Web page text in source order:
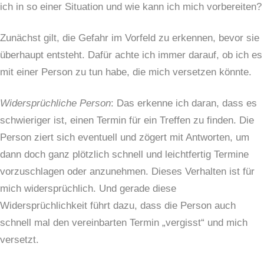
ich in so einer Situation und wie kann ich mich vorbereiten?
Zunächst gilt, die Gefahr im Vorfeld zu erkennen, bevor sie
überhaupt entsteht. Dafür achte ich immer darauf, ob ich es
mit einer Person zu tun habe, die mich versetzen könnte.
Widersprüchliche Person: Das erkenne ich daran, dass es
schwieriger ist, einen Termin für ein Treffen zu finden. Die
Person ziert sich eventuell und zögert mit Antworten, um
dann doch ganz plötzlich schnell und leichtfertig Termine
vorzuschlagen oder anzunehmen. Dieses Verhalten ist für
mich widersprüchlich. Und gerade diese
Widersprüchlichkeit führt dazu, dass die Person auch
schnell mal den vereinbarten Termin „vergisst“ und mich
versetzt.